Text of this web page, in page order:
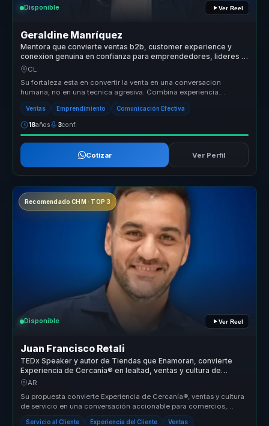
Disponible Ver Reel
Geraldine Manríquez
Mentora que convierte ventas b2b, customer experience y
conexion genuina en confianza para emprendedores, lideres y
equipos.
CL
Su fortaleza esta en convertir la venta en una conversacion
humana, no en una tecnica agresiva. Combina experiencia
emprendedora, pedagog...
Ventas Emprendimiento Comunicación Efectiva
18años 3conf.
Cotizar Ver Perfil
Recomendado CHM · TOP 3
Disponible Ver Reel
Juan Francisco Retali
TEDx Speaker y autor de Tiendas que Enamoran, convierte
Experiencia de Cercanía® en lealtad, ventas y cultura de
servicio para empresas
AR
Su propuesta convierte Experiencia de Cercanía®, ventas y cultura
de servicio en una conversación accionable para comercios,
servicios, h...
Servicio al Cliente Experiencia del Cliente Ventas